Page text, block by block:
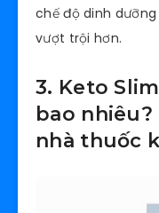
chế độ dinh
vượt trội hơn.
3. Keto
bao nhiêu?
nhà thuốc